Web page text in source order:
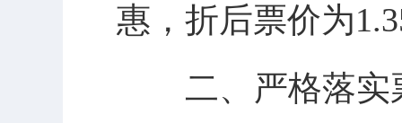
惠，折后票价为
二、严格落实票